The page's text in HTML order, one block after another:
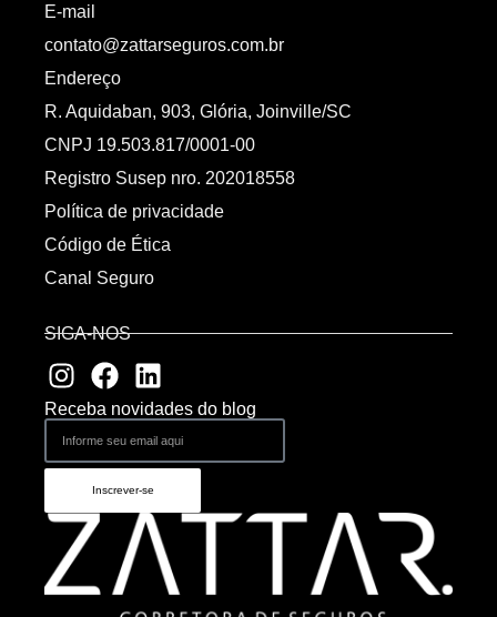
E-mail
contato@zattarseguros.com.br
Endereço
R. Aquidaban, 903, Glória, Joinville/SC
CNPJ 19.503.817/0001-00
Registro Susep nro. 202018558
Política de privacidade
Código de Ética
Canal Seguro
SIGA-NOS
Receba novidades do blog
Inscrever-se